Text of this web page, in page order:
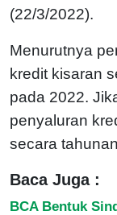
(22/3/2022).
Menurutnya
kredit kisaran
pada 2022.
penyaluran
secara
Baca Juga :
BCA Bentuk